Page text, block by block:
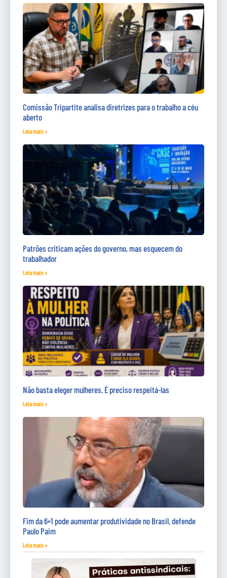
Comissão Tripartite analisa diretrizes para o trabalho a céu
aberto
Leia mais »
Patrões criticam ações do governo, mas esquecem do
trabalhador
Leia mais »
Não basta eleger mulheres. É preciso respeitá-las
Leia mais »
Fim da 6×1 pode aumentar produtividade no Brasil, defende
Paulo Paim
Leia mais »